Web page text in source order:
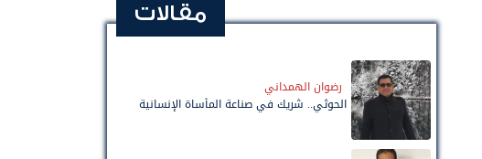
مقالات
رضوان الهمداني
الحوثي.. شريك في صناعة المأساة الإنسانية